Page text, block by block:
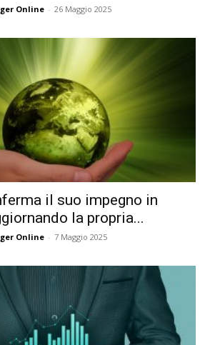
Online - 26 Maggio 2025
il suo impegno in
la propria...
Online - 7 Maggio 2025